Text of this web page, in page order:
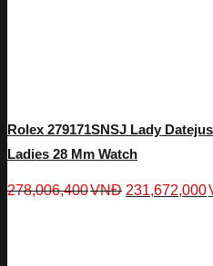
Rolex 279171SNSJ Lady
Ladies 28 Mm Watch
278,006,400VNĐ 231,672,000